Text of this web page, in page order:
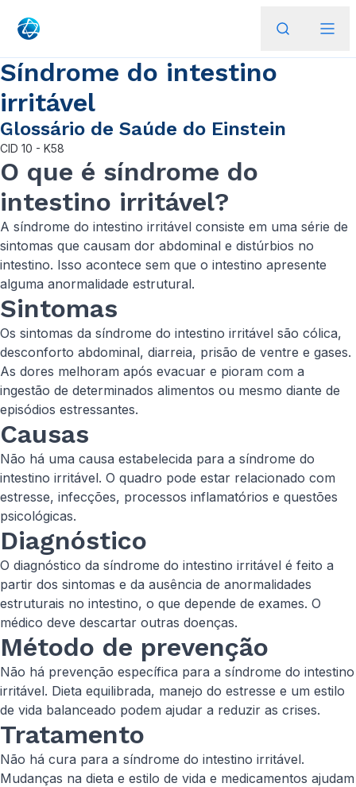
Síndrome do intestino
irritável
Glossário de Saúde do Einstein
CID 10 - K58
O que é síndrome do
intestino irritável?
A síndrome do intestino irritável consiste em uma série de
sintomas que causam dor abdominal e distúrbios no
intestino. Isso acontece sem que o intestino apresente
alguma anormalidade estrutural.
Sintomas
Os sintomas da síndrome do intestino irritável são cólica,
desconforto abdominal, diarreia, prisão de ventre e gases.
As dores melhoram após evacuar e pioram com a
ingestão de determinados alimentos ou mesmo diante de
episódios estressantes.
Causas
Não há uma causa estabelecida para a síndrome do
intestino irritável. O quadro pode estar relacionado com
estresse, infecções, processos inflamatórios e questões
psicológicas.
Diagnóstico
O diagnóstico da síndrome do intestino irritável é feito a
partir dos sintomas e da ausência de anormalidades
estruturais no intestino, o que depende de exames. O
médico deve descartar outras doenças.
Método de prevenção
Não há prevenção específica para a síndrome do intestino
irritável. Dieta equilibrada, manejo do estresse e um estilo
de vida balanceado podem ajudar a reduzir as crises.
Tratamento
Não há cura para a síndrome do intestino irritável.
Mudanças na dieta e estilo de vida e medicamentos ajudam